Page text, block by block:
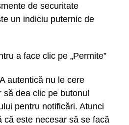
de securitate
un indiciu puternic de
a face clic pe „Permite”
autentică nu le cere
să dea clic pe butonul
pentru notificări. Atunci
că este necesar să se facă